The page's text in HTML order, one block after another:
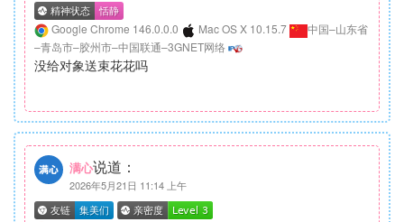
Google Chrome 146.0.0.0 Mac OS X 10.15.7
中国–山东省
–青岛市–胶州市–中国联通–3GNET网络
没给对象送束花花吗
满心说道：
2026年5月21日 11:14 上午